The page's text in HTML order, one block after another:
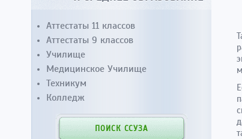
Аттестаты 11 классов
Аттестаты 9 классов
Училище
Медицинское Училище
Техникум
Колледж
ПОИСК ССУЗА